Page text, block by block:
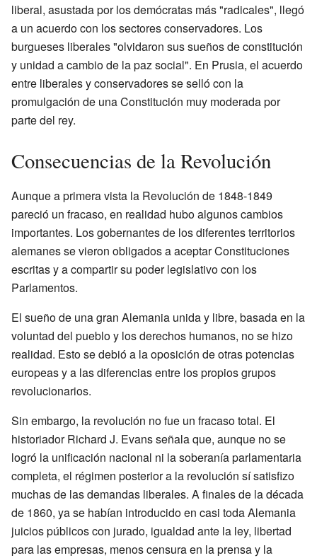
liberal, asustada por los demócratas más "radicales", llegó
a un acuerdo con los sectores conservadores. Los
burgueses liberales "olvidaron sus sueños de constitución
y unidad a cambio de la paz social". En Prusia, el acuerdo
entre liberales y conservadores se selló con la
promulgación de una Constitución muy moderada por
parte del rey.
Consecuencias de la Revolución
Aunque a primera vista la Revolución de 1848-1849
pareció un fracaso, en realidad hubo algunos cambios
importantes. Los gobernantes de los diferentes territorios
alemanes se vieron obligados a aceptar Constituciones
escritas y a compartir su poder legislativo con los
Parlamentos.
El sueño de una gran Alemania unida y libre, basada en la
voluntad del pueblo y los derechos humanos, no se hizo
realidad. Esto se debió a la oposición de otras potencias
europeas y a las diferencias entre los propios grupos
revolucionarios.
Sin embargo, la revolución no fue un fracaso total. El
historiador Richard J. Evans señala que, aunque no se
logró la unificación nacional ni la soberanía parlamentaria
completa, el régimen posterior a la revolución sí satisfizo
muchas de las demandas liberales. A finales de la década
de 1860, ya se habían introducido en casi toda Alemania
juicios públicos con jurado, igualdad ante la ley, libertad
para las empresas, menos censura en la prensa y la